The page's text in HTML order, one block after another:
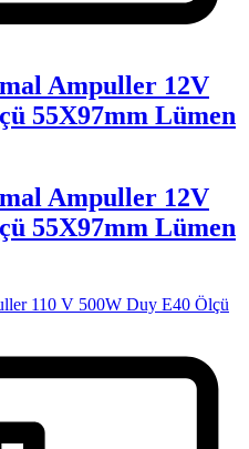
Ampuller 12V
55X97mm Lümen
Ampuller 12V
55X97mm Lümen